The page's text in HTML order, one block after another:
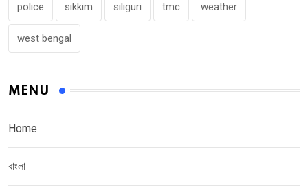
police sikkim siliguri tmc weather
west bengal
MENU
Home
বাংলা